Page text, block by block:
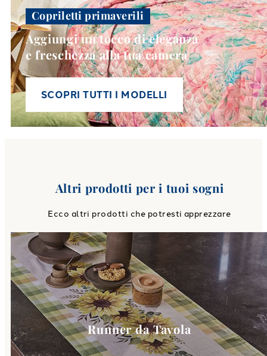
Copriletti primaverili
Aggiungi un tocco di eleganza
e freschezza alla tua camera
SCOPRI TUTTI I MODELLI
Altri prodotti per i tuoi sogni
Ecco altri prodotti che potresti apprezzare
Link to Runner da Tavola
Runner da Tavola